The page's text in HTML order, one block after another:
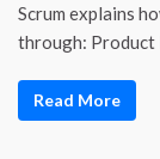
Scrum explains
through: Product
Read More